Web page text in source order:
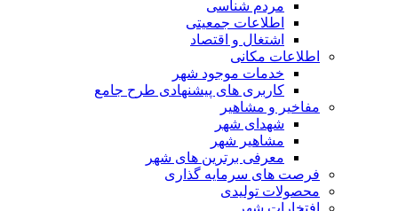
مردم شناسی
اطلاعات جمعیتی
اشتغال و اقتصاد
اطلاعات مکانی
خدمات موجود شهر
کاربری های پیشنهادی طرح جامع
مفاخیر و مشاهیر
شهدای شهر
مشاهیر شهر
معرفی برترین های شهر
فرصت های سرمایه گذاری
محصولات تولیدی